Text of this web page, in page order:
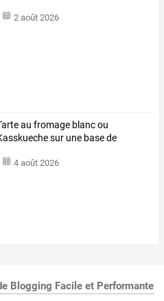
2 août 2026
au fromage blancou
sur une basede
4 août 2026
Blogging Facile et Performante